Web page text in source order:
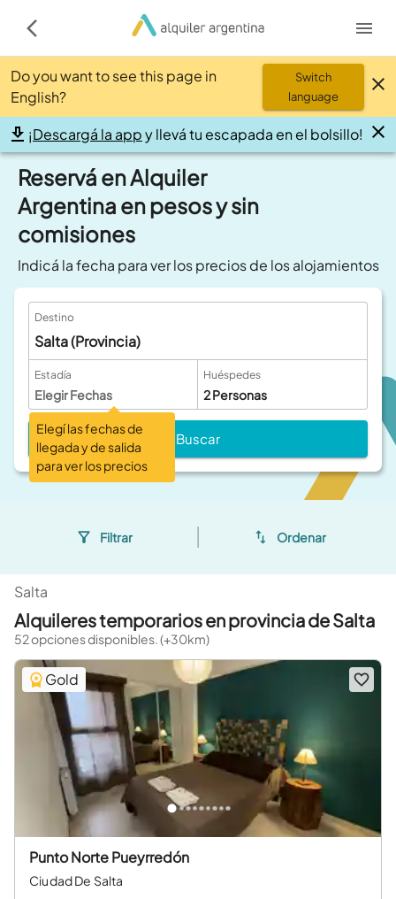
Do you want to see this page in
English?
Switch
language
¡Descargá la appy llevá tu escapada en el bolsillo!
Reservá en Alquiler
Argentina en pesos y sin
comisiones
Indicá la fecha para ver los precios de los alojamientos
Destino
Salta (Provincia)
Estadía
Elegir Fechas
Huéspedes
2Personas
Buscar
Filtrar Ordenar
Salta
Alquileres temporarios en provincia de Salta
52 opciones disponibles. (+30km)
Gold
Punto Norte Pueyrredón
Ciudad De Salta
Elegí las fechas de
llegada y de salida
para ver los precios